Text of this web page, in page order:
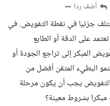
أضف ردا
جزئيا في نقطة التفويض. في
على الدقة أو الطابع
المبكر إلى تراجع الجودة أو
البطيء المتقن أفضل من
التفويض يجب أن يكون مرحلة
مبكرا بشروط معينة؟